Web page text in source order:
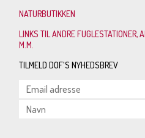
NATURBUTIKKEN
LINKS TIL ANDRE FUGLESTATIONER,
M.M.
TILMELD DOF'S NYHEDSBREV